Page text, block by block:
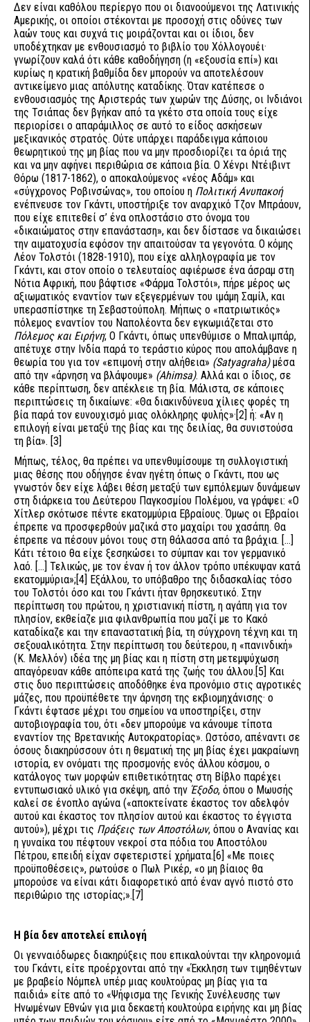
Δεν είναι καθόλου περίεργο που οι διανοούμενοι της Λατινικής
Αμερικής, οι οποίοι στέκονται με προσοχή στις οδύνες των
λαών τους και συχνά τις μοιράζονται και οι ίδιοι, δεν
υποδέχτηκαν με ενθουσιασμό το βιβλίο του Χόλλογουέι·
γνωρίζουν καλά ότι κάθε καθοδήγηση (η «εξουσία επί») και
κυρίως η κρατική βαθμίδα δεν μπορούν να αποτελέσουν
αντικείμενο μιας απόλυτης καταδίκης. Όταν κατέπεσε ο
ενθουσιασμός της Αριστεράς των χωρών της Δύσης, οι Ινδιάνοι
της Τσιάπας δεν βγήκαν από τα γκέτο στα οποία τους είχε
περιορίσει ο απαράμιλλος σε αυτό το είδος ασκήσεων
μεξικανικός στρατός. Ούτε υπάρχει παράδειγμα κάποιου
θεωρητικού της μη βίας που να μην προσδιορίζει τα όριά της
και να μην αφήνει περιθώρια σε κάποια βία. Ο Χένρι Ντέιβιντ
Θόρω (1817-1862), ο αποκαλούμενος «νέος Αδάμ» και
«σύγχρονος Ροβινσώνας», του οποίου η Πολιτική Ανυπακοή
ενέπνευσε τον Γκάντι, υποστήριξε τον αναρχικό Τζον Μπράουν,
που είχε επιτεθεί σ’ ένα οπλοστάσιο στο όνομα του
«δικαιώματος στην επανάσταση», και δεν δίστασε να δικαιώσει
την αιματοχυσία εφόσον την απαιτούσαν τα γεγονότα. Ο κόμης
Λέον Τολστόι (1828-1910), που είχε αλληλογραφία με τον
Γκάντι, και στον οποίο ο τελευταίος αφιέρωσε ένα άσραμ στη
Νότια Αφρική, που βάφτισε «Φάρμα Τολστόι», πήρε μέρος ως
αξιωματικός εναντίον των εξεγερμένων του ιμάμη Σαμίλ, και
υπερασπίστηκε τη Σεβαστούπολη. Μήπως ο «πατριωτικός»
πόλεμος εναντίον του Ναπολέοντα δεν εγκωμιάζεται στο
Πόλεμος και Ειρήνη; Ο Γκάντι, όπως υπενθύμισε ο Μπαλιμπάρ,
απέτυχε στην Ινδία παρά το τεράστιο κύρος που απολάμβανε η
θεωρία του για τον «επιμονή στην αλήθεια» (Satyagraha)μέσα
από την «άρνηση να βλάψουμε» (Ahimsa). Αλλά και ο ίδιος, σε
κάθε περίπτωση, δεν απέκλειε τη βία. Μάλιστα, σε κάποιες
περιπτώσεις τη δικαίωνε: «Θα διακινδύνευα χίλιες φορές τη
βία παρά τον ευνουχισμό μιας ολόκληρης φυλής»·[2] ή: «Αν η
επιλογή είναι μεταξύ της βίας και της δειλίας, θα συνιστούσα
τη βία». [3]
Μήπως, τέλος, θα πρέπει να υπενθυμίσουμε τη συλλογιστική
μιας θέσης που οδήγησε έναν ηγέτη όπως ο Γκάντι, που ως
γνωστόν δεν είχε λάβει θέση μεταξύ των εμπόλεμων δυνάμεων
στη διάρκεια του Δεύτερου Παγκοσμίου Πολέμου, να γράψει: «Ο
Χίτλερ σκότωσε πέντε εκατομμύρια Εβραίους. Όμως οι Εβραίοι
έπρεπε να προσφερθούν μαζικά στο μαχαίρι του χασάπη. Θα
έπρεπε να πέσουν μόνοι τους στη θάλασσα από τα βράχια. […]
Κάτι τέτοιο θα είχε ξεσηκώσει το σύμπαν και τον γερμανικό
λαό. […] Τελικώς, με τον έναν ή τον άλλον τρόπο υπέκυψαν κατά
εκατομμύρια»;[4] Εξάλλου, το υπόβαθρο της διδασκαλίας τόσο
του Τολστόι όσο και του Γκάντι ήταν θρησκευτικό. Στην
περίπτωση του πρώτου, η χριστιανική πίστη, η αγάπη για τον
πλησίον, εκθείαζε μια φιλανθρωπία που μαζί με το Κακό
καταδίκαζε και την επαναστατική βία, τη σύγχρονη τέχνη και τη
σεξουαλικότητα. Στην περίπτωση του δεύτερου, η «πανινδική»
(Κ. Μελλόν) ιδέα της μη βίας και η πίστη στη μετεμψύχωση
απαγόρευαν κάθε απόπειρα κατά της ζωής του άλλου.[5] Και
στις δυο περιπτώσεις αποδόθηκε ένα προνόμιο στις αγροτικές
μάζες, που προϋπέθετε την άρνηση της εκβιομηχάνισης· ο
Γκάντι έφτασε μέχρι του σημείου να υποστηρίξει, στην
αυτοβιογραφία του, ότι «δεν μπορούμε να κάνουμε τίποτα
εναντίον της Βρετανικής Αυτοκρατορίας». Ωστόσο, απέναντι σε
όσους διακηρύσσουν ότι η θεματική της μη βίας έχει μακραίωνη
ιστορία, εν ονόματι της προσμονής ενός άλλου κόσμου, ο
κατάλογος των μορφών επιθετικότητας στη Βίβλο παρέχει
εντυπωσιακό υλικό για σκέψη, από την Έξοδο, όπου ο Μωυσής
καλεί σε ένοπλο αγώνα («αποκτείνατε έκαστος τον αδελφόν
αυτού και έκαστος τον πλησίον αυτού και έκαστος το έγγιστα
αυτού»), μέχρι τις Πράξεις των Αποστόλων, όπου ο Ανανίας και
η γυναίκα του πέφτουν νεκροί στα πόδια του Αποστόλου
Πέτρου, επειδή είχαν σφετεριστεί χρήματα.[6] «Με ποιες
προϋποθέσεις», ρωτούσε ο Πωλ Ρικέρ, «ο μη βίαιος θα
μπορούσε να είναι κάτι διαφορετικό από έναν αγνό πιστό στο
περιθώριο της ιστορίας;».[7]
Η βία δεν αποτελεί επιλογή
Οι γενναιόδωρες διακηρύξεις που επικαλούνται την κληρονομιά
του Γκάντι, είτε προέρχονται από την «Έκκληση των τιμηθέντων
με βραβείο Νόμπελ υπέρ μιας κουλτούρας μη βίας για τα
παιδιά» είτε από το «Ψήφισμα της Γενικής Συνέλευσης των
Ηνωμένων Εθνών για μια δεκαετή κουλτούρα ειρήνης και μη βίας